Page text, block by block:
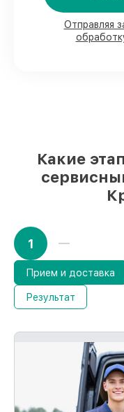
оперативно
Отправляя
Какие
1
Прием и доставка
Результат